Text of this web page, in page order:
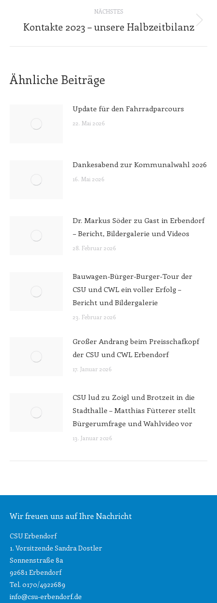
NÄCHSTES
Nächster
Kontakte 2023 – unsere Halbzeitbilanz
Ähnliche Beiträge
Update für den Fahrradparcours
22. Mai 2026
Dankesabend zur Kommunalwahl 2026
16. Mai 2026
Dr. Markus Söder zu Gast in Erbendorf
– Bericht, Bildergalerie und Videos
28. Februar 2026
Bauwagen-Bürger-Burger-Tour der
CSU und CWL ein voller Erfolg –
Bericht und Bildergalerie
23. Februar 2026
Großer Andrang beim Preisschafkopf
der CSU und CWL Erbendorf
17. Januar 2026
CSU lud zu Zoigl und Brotzeit in die
Stadthalle – Matthias Fütterer stellt
Bürgerumfrage und Wahlvideo vor
13. Januar 2026
Wir freuen uns auf Ihre Nachricht
CSU Erbendorf
1. Vorsitzende Sandra Dostler
Sonnenstraße 8a
92681 Erbendorf
Tel. 0170/4922689
info@csu-erbendorf.de